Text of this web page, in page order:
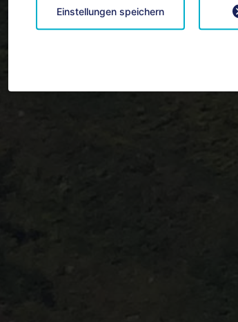
Einstellungen speichern